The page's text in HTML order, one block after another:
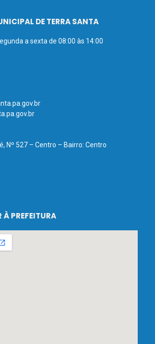
DE TERRA SANTA
a sexta de 08:00 às 14:00
Nº 527 – Centro – Bairro: Centro
PREFEITURA